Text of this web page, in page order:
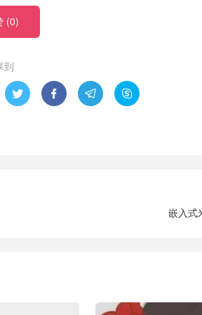
(0)
到
   
嵌入式